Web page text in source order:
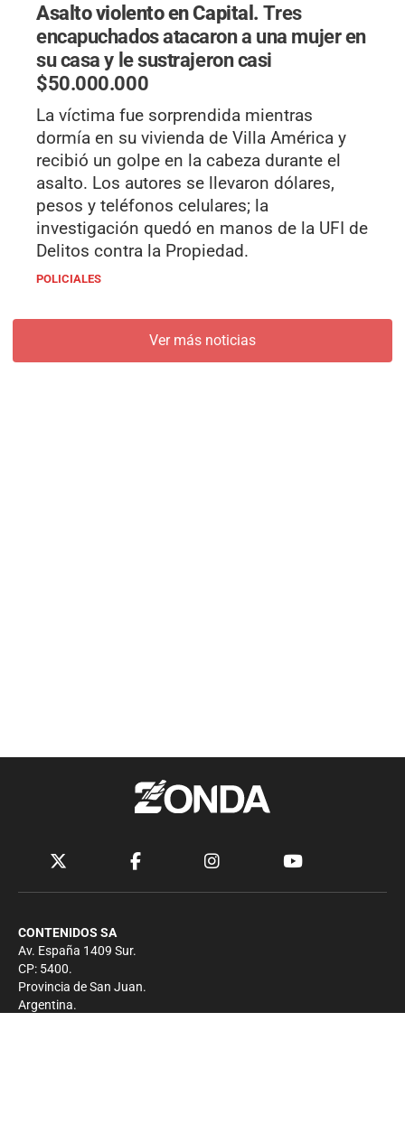
Asalto violento en Capital.Tres
encapuchados atacaron a una mujer en
su casa y le sustrajeron casi
$50.000.000
La víctima fue sorprendida mientras
dormía en su vivienda de Villa América y
recibió un golpe en la cabeza durante el
asalto. Los autores se llevaron dólares,
pesos y teléfonos celulares; la
investigación quedó en manos de la UFI de
Delitos contra la Propiedad.
POLICIALES
Ver más noticias
CONTENIDOS SA
Av. España 1409 Sur.
CP: 5400.
Provincia de San Juan.
Argentina.